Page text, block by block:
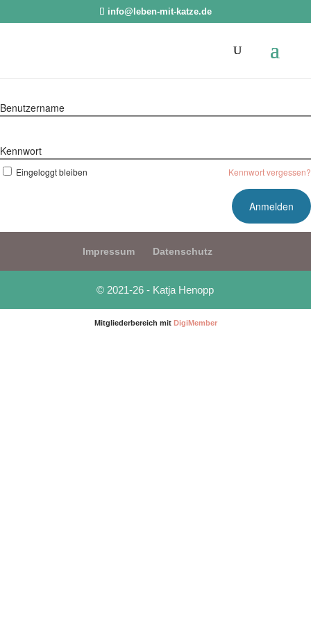
info@leben-mit-katze.de
Benutzername
Kennwort
Eingeloggt bleiben Kennwort vergessen?
Impressum Datenschutz
© 2021-26 - Katja Henopp
Mitgliederbereich mit DigiMember